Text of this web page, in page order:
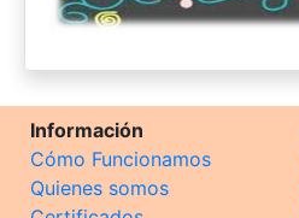
Información
Cómo Funcionamos
Quienes somos